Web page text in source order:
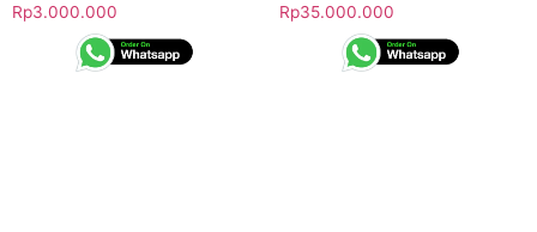
Rp3.000.000 Rp35.000.000